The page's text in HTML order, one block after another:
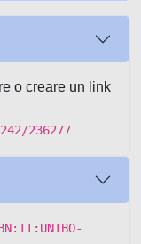
o creare un link
236277